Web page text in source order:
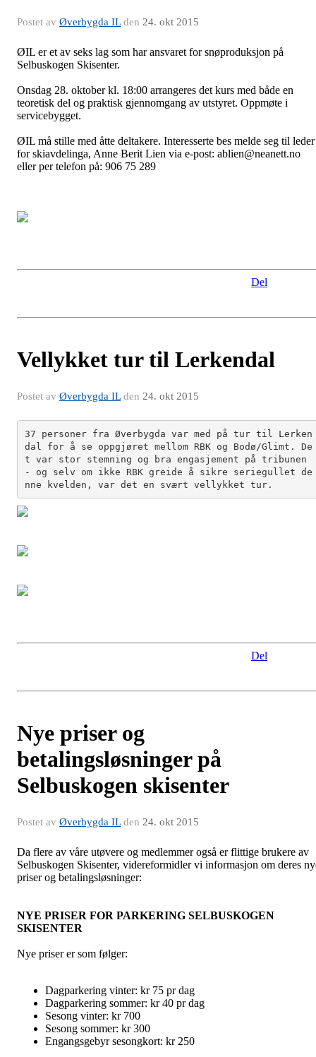
Postet av Øverbygda ILden 24. okt 2015
ØIL er et av seks lag som har ansvaret for snøproduksjon på
Selbuskogen Skisenter.
Onsdag 28. oktober kl. 18:00 arrangeres det kurs med både en
teoretisk del og praktisk gjennomgang av utstyret. Oppmøte i
servicebygget.
ØIL må stille med åtte deltakere. Interesserte bes melde seg til leder
for skiavdelinga, Anne Berit Lien via e-post: ablien@neanett.no
eller per telefon på: 906 75 289
Del
Vellykket tur til Lerkendal
Postet av Øverbygda ILden 24. okt 2015
37 personer fra Øverbygda var med på tur til Lerken
dal for å se oppgjøret mellom RBK og Bodø/Glimt. De
t var stor stemning og bra engasjement på tribunen
- og selv om ikke RBK greide å sikre seriegullet de
nne kvelden, var det en svært vellykket tur.
Del
Nye priser og
betalingsløsninger på
Selbuskogen skisenter
Postet av Øverbygda ILden 24. okt 2015
Da flere av våre utøvere og medlemmer også er flittige brukere av
Selbuskogen Skisenter, videreformidler vi informasjon om deres
priser og betalingsløsninger:
NYE PRISER FOR PARKERING SELBUSKOGEN
SKISENTER
Nye priser er som følger:
Dagparkering vinter: kr 75 pr dag
Dagparkering sommer: kr 40 pr dag
Sesong vinter: kr 700
Sesong sommer: kr 300
Engangsgebyr sesongkort: kr 250